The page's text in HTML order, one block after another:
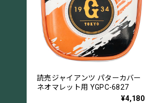
読売ジャイアンツ パターカバー
ネオマレット用 YGPC-6827
¥4,180